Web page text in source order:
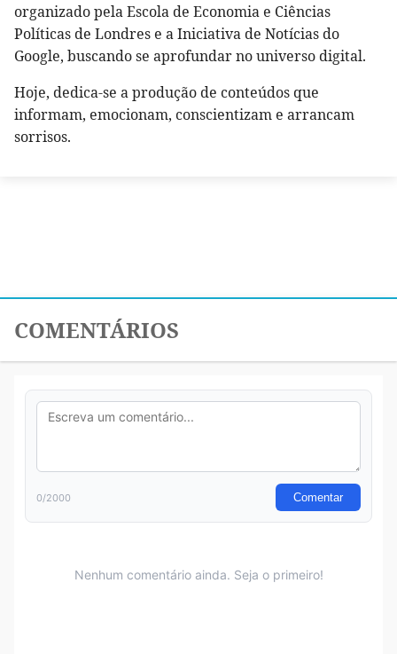
organizado pela Escola de Economia e Ciências
Políticas de Londres e a Iniciativa de Notícias do
Google, buscando se aprofundar no universo digital.
Hoje, dedica-se a produção de conteúdos que
informam, emocionam, conscientizam e arrancam
sorrisos.
COMENTÁRIOS